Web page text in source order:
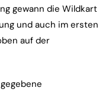
gewann die Wildkart
und auch im ersten
auf der